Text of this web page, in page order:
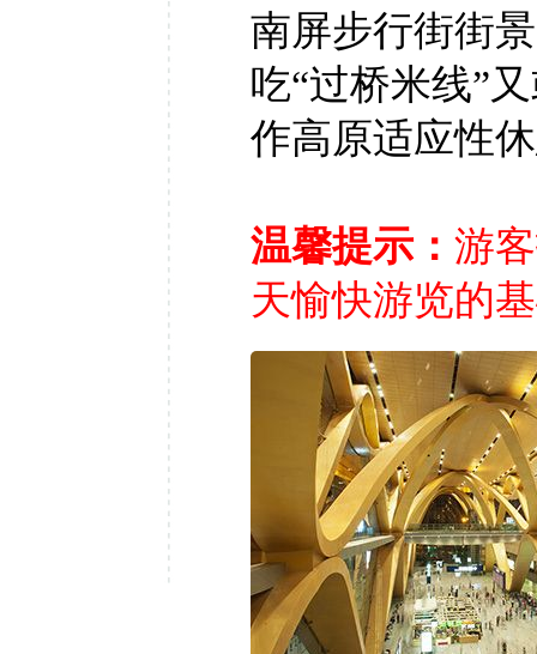
南屏步行街街
吃“过桥米线”
作高原适应性
温馨提示： 游
天愉快游览的